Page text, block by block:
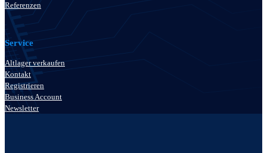
Referenzen
Service
Altlager verkaufen
Kontakt
Registrieren
Business Account
Newsletter